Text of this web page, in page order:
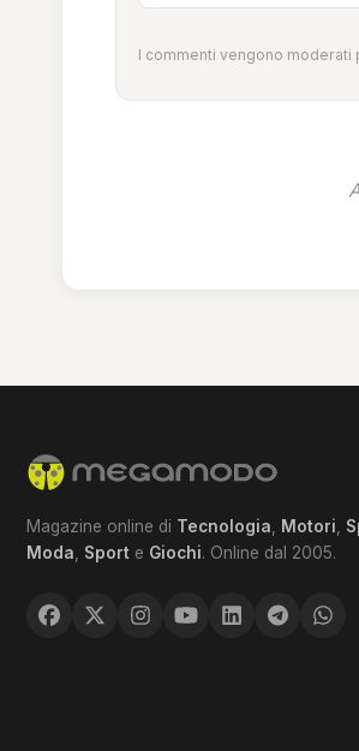
I commenti vengono
Magazine online di Tecnologia Motori
Moda
Sport e Giochi. Online dal 2005.